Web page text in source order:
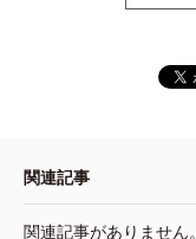
関連記事
関連記事がありません。